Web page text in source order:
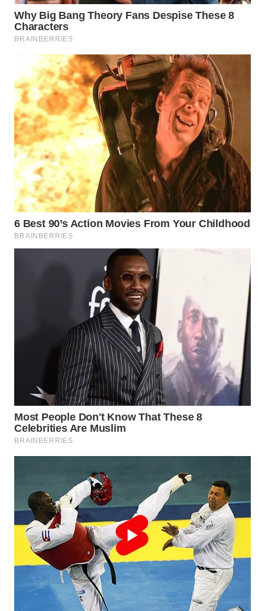
WN
TEBING
WN
PAKPAK
WN
KARAWANG
WN
BEKASI
WN
BOGOR
WN
PADANG
LAWAS
WN
WN
CIANJUR
WN
KEPULAUAN
SERIBU